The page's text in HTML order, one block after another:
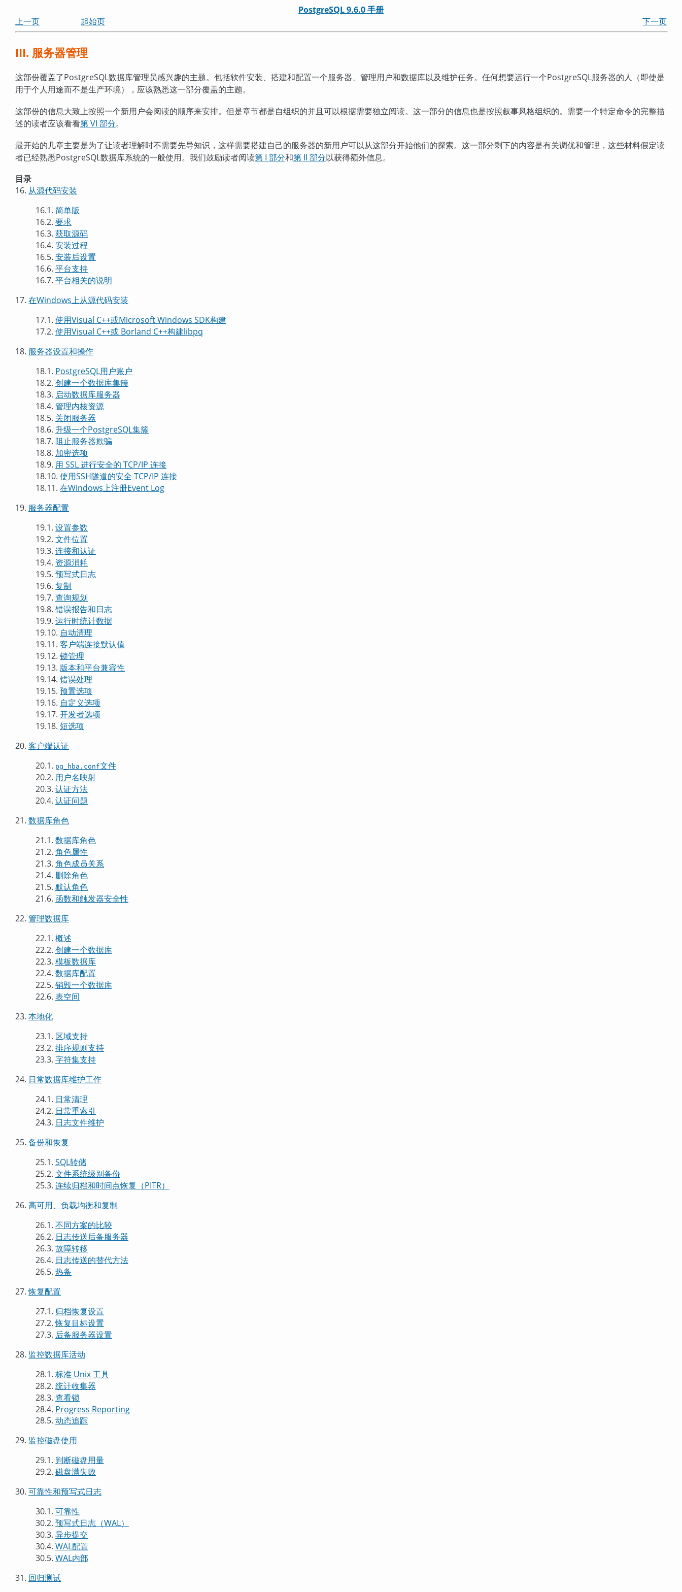
PostgreSQL 9.6.0 手册
上一页
起始页 下一页
III. 服务器管理
这部份覆盖了PostgreSQL数据库管理员感兴趣的主题。包括软件安装、搭建和配置一个服务器、管理用户和数据库以及维护任务。任何想要运行一个PostgreSQL服务器的人（即使是
用于个人用途而不是生产环境），应该熟悉这一部分覆盖的主题。
这部份的信息大致上按照一个新用户会阅读的顺序来安排。但是章节都是自组织的并且可以根据需要独立阅读。这一部分的信息也是按照叙事风格组织的。需要一个特定命令的完整描
述的读者应该看看第 VI 部分。
最开始的几章主要是为了让读者理解时不需要先导知识，这样需要搭建自己的服务器的新用户可以从这部分开始他们的探索。这一部分剩下的内容是有关调优和管理，这些材料假定读
者已经熟悉PostgreSQL数据库系统的一般使用。我们鼓励读者阅读第 I 部分和第 II 部分以获得额外信息。
目录
16. 从源代码安装
16.1. 简单版
16.2. 要求
16.3. 获取源码
16.4. 安装过程
16.5. 安装后设置
16.6. 平台支持
16.7. 平台相关的说明
17. 在Windows上从源代码安装
17.1. 使用Visual C++或Microsoft Windows SDK构建
17.2. 使用Visual C++或 Borland C++构建libpq
18. 服务器设置和操作
18.1. PostgreSQL用户账户
18.2. 创建一个数据库集簇
18.3. 启动数据库服务器
18.4. 管理内核资源
18.5. 关闭服务器
18.6. 升级一个PostgreSQL集簇
18.7. 阻止服务器欺骗
18.8. 加密选项
18.9. 用 SSL 进行安全的 TCP/IP 连接
18.10. 使用SSH隧道的安全 TCP/IP 连接
18.11. 在Windows上注册Event Log
19. 服务器配置
19.1. 设置参数
19.2. 文件位置
19.3. 连接和认证
19.4. 资源消耗
19.5. 预写式日志
19.6. 复制
19.7. 查询规划
19.8. 错误报告和日志
19.9. 运行时统计数据
19.10. 自动清理
19.11. 客户端连接默认值
19.12. 锁管理
19.13. 版本和平台兼容性
19.14. 错误处理
19.15. 预置选项
19.16. 自定义选项
19.17. 开发者选项
19.18. 短选项
20. 客户端认证
20.1. pg_hba.conf文件
20.2. 用户名映射
20.3. 认证方法
20.4. 认证问题
21. 数据库角色
21.1. 数据库角色
21.2. 角色属性
21.3. 角色成员关系
21.4. 删除角色
21.5. 默认角色
21.6. 函数和触发器安全性
22. 管理数据库
22.1. 概述
22.2. 创建一个数据库
22.3. 模板数据库
22.4. 数据库配置
22.5. 销毁一个数据库
22.6. 表空间
23. 本地化
23.1. 区域支持
23.2. 排序规则支持
23.3. 字符集支持
24. 日常数据库维护工作
24.1. 日常清理
24.2. 日常重索引
24.3. 日志文件维护
25. 备份和恢复
25.1. SQL转储
25.2. 文件系统级别备份
25.3. 连续归档和时间点恢复（PITR）
26. 高可用、负载均衡和复制
26.1. 不同方案的比较
26.2. 日志传送后备服务器
26.3. 故障转移
26.4. 日志传送的替代方法
26.5. 热备
27.恢复配置
27.1. 归档恢复设置
27.2.恢复目标设置
27.3. 后备服务器设置
28. 监控数据库活动
28.1. 标准 Unix 工具
28.2. 统计收集器
28.3. 查看锁
28.4. Progress Reporting
28.5. 动态追踪
29. 监控磁盘使用
29.1. 判断磁盘用量
29.2. 磁盘满失败
30. 可靠性和预写式日志
30.1. 可靠性
30.2. 预写式日志（WAL）
30.3. 异步提交
30.4. WAL配置
30.5. WAL内部
31. 回归测试